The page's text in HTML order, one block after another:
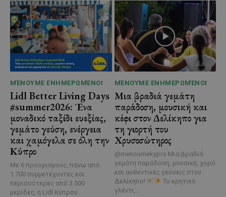
ΜΈΝΟΥΜΕ ΕΝΗΜΕΡΩΜΈΝΟΙ
Lidl Better Living Days
#summer2026: Ένα
μοναδικό ταξίδι ευεξίας,
γεμάτο γεύση, ενέργεια
και χαμόγελα σε όλη την
Κύπρο
Με 6 προορισμούς, πάνω από
1.700 συμμετέχοντες και
περισσότερες από 3.500
μερίδες, η Lidl Κύπρου
ΜΈΝΟΥΜΕ ΕΝΗΜΕΡΩΜΈΝΟΙ
Μια βραδιά γεμάτη
παράδοση, μουσική και
κέφι στον Δελίκηπο για
τη γιορτή του
Χρυσοσώτηρος
@menoumekypro Μια βραδιά
γεμάτη παράδοση, μουσική, χορό
και αυθεντικές γεύσεις στον
Δελίκηπο!
Το κρητικό
γλέντι,...